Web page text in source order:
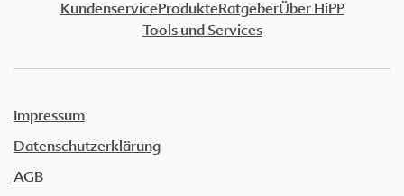
KundenserviceProdukteRatgeberÜber HiPP
Tools und Services
Impressum
Datenschutzerklärung
AGB